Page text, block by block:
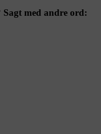
med andre ord: